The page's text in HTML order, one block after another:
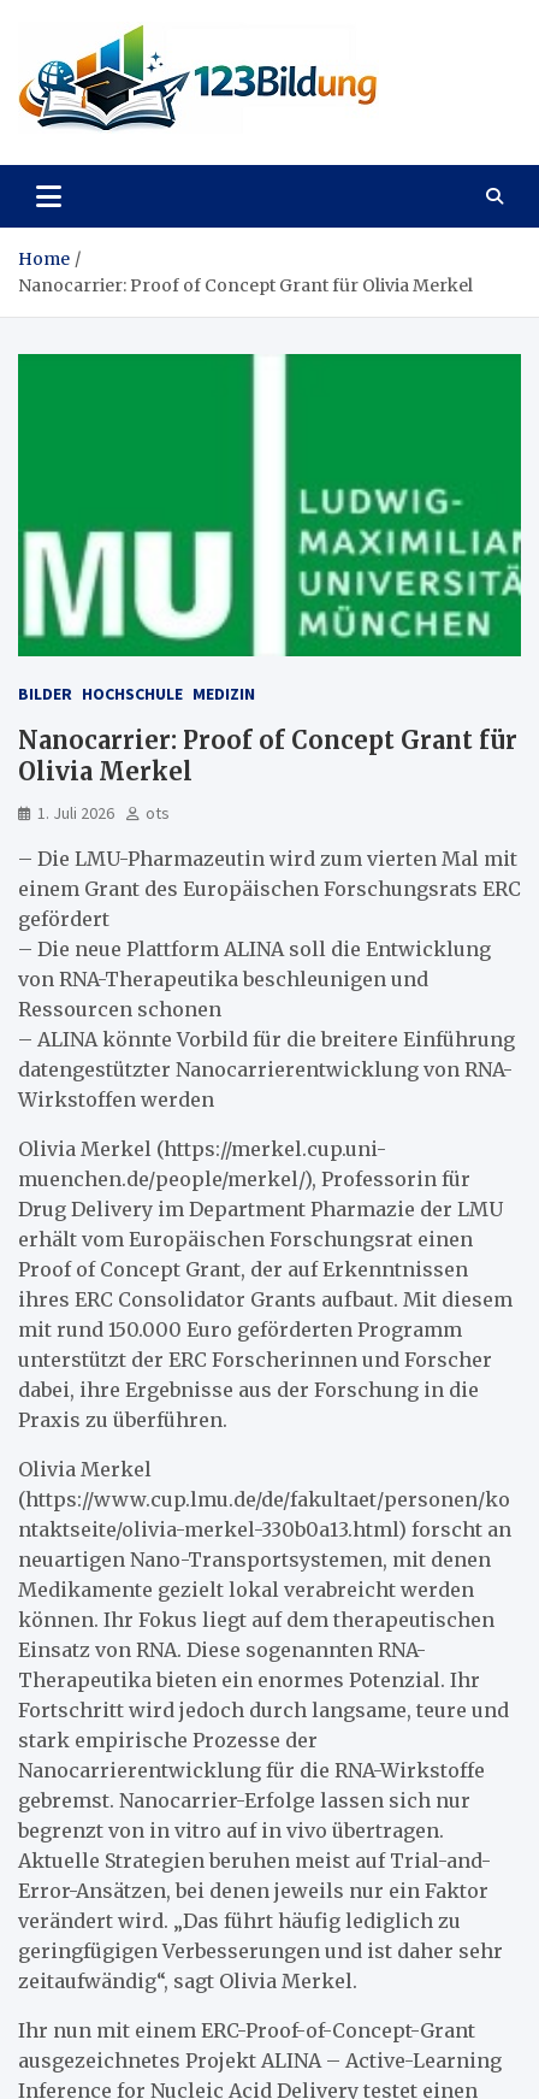
content
123Bildung
Home
Nanocarrier: Proof of Concept Grant für Olivia Merkel
BILDER HOCHSCHULE MEDIZIN
Nanocarrier: Proof of Concept Grant für
Olivia Merkel
1. Juli 2026 ots
– Die LMU-Pharmazeutin wird zum vierten Mal mit
einem Grant des Europäischen Forschungsrats ERC
gefördert
– Die neue Plattform ALINA soll die Entwicklung
von RNA-Therapeutika beschleunigen und
Ressourcen schonen
– ALINA könnte Vorbild für die breitere Einführung
datengestützter Nanocarrierentwicklung von RNA-
Wirkstoffen werden
Olivia Merkel (https://merkel.cup.uni-
muenchen.de/people/merkel/), Professorin für
Drug Delivery im Department Pharmazie der LMU
erhält vom Europäischen Forschungsrat einen
Proof of Concept Grant, der auf Erkenntnissen
ihres ERC Consolidator Grants aufbaut. Mit diesem
mit rund 150.000 Euro geförderten Programm
unterstützt der ERC Forscherinnen und Forscher
dabei, ihre Ergebnisse aus der Forschung in die
Praxis zu überführen.
Olivia Merkel
(https://www.cup.lmu.de/de/fakultaet/personen/ko
ntaktseite/olivia-merkel-330b0a13.html) forscht an
neuartigen Nano-Transportsystemen, mit denen
Medikamente gezielt lokal verabreicht werden
können. Ihr Fokus liegt auf dem therapeutischen
Einsatz von RNA. Diese sogenannten RNA-
Therapeutika bieten ein enormes Potenzial. Ihr
Fortschritt wird jedoch durch langsame, teure und
stark empirische Prozesse der
Nanocarrierentwicklung für die RNA-Wirkstoffe
gebremst. Nanocarrier-Erfolge lassen sich nur
begrenzt von in vitro auf in vivo übertragen.
Aktuelle Strategien beruhen meist auf Trial-and-
Error-Ansätzen, bei denen jeweils nur ein Faktor
verändert wird. „Das führt häufig lediglich zu
geringfügigen Verbesserungen und ist daher sehr
zeitaufwändig“, sagt Olivia Merkel.
Ihr nun mit einem ERC-Proof-of-Concept-Grant
ausgezeichnetes Projekt ALINA – Active-Learning
Inference for Nucleic Acid Delivery testet einen